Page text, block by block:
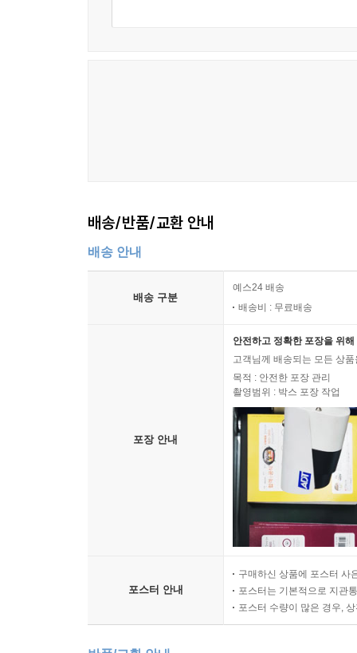
배송/반품/교환 안내
배송 안내
배송 구분
예스24 배송
배송비 : 무료배송
포장 안내
안전하고 정확한 포장을 위
고객님께 배송되는 모든 상
목적 : 안전한 포장 관리
촬영범위 : 박스 포장 작업
포스터 안내
구매하신 상품에 포스터 사
포스터는 기본적으로 지관
포스터 수량이 많은 경우,